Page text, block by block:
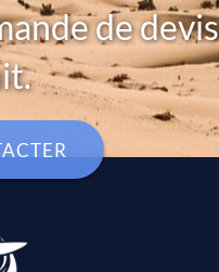
de devis